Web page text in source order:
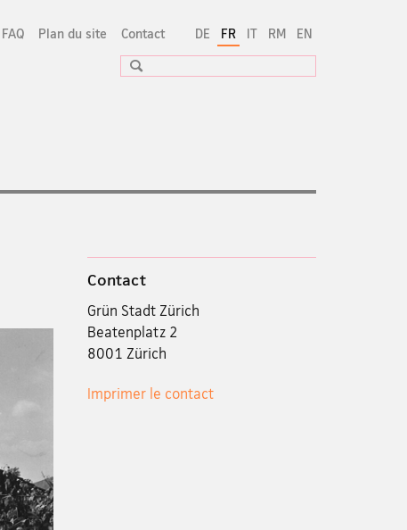
DE FR IT RM EN
FAQ Plan du site Contact
Recherche
Contact
Grün Stadt Zürich
Beatenplatz 2
8001 Zürich
Imprimer le contact